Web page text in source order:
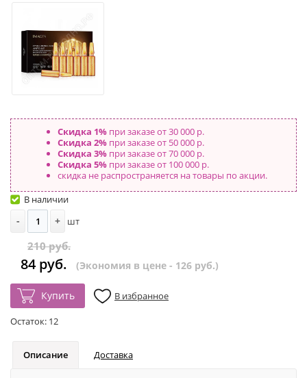
Скидка 1%при заказе от 30 000 р.
Скидка 2%при заказе от 50 000 р.
Скидка 3%при заказе от 70 000 р.
Скидка 5%при заказе от 100 000 р.
скидка не распространяется на товары по акции.
В наличии
- + шт
210 руб.
84 руб. (Экономия в цене - 126 руб.)
Купить В избранное
Остаток: 12
Описание Доставка